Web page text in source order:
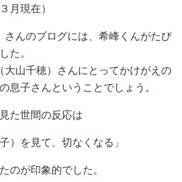
月現在）
さんのブログには、希峰くんがたび
た。
大山千穂）さんにとってかけがえの
息子さんということでしょう。
た世間の反応は
）を見て、切なくなる」
のが印象的でした。